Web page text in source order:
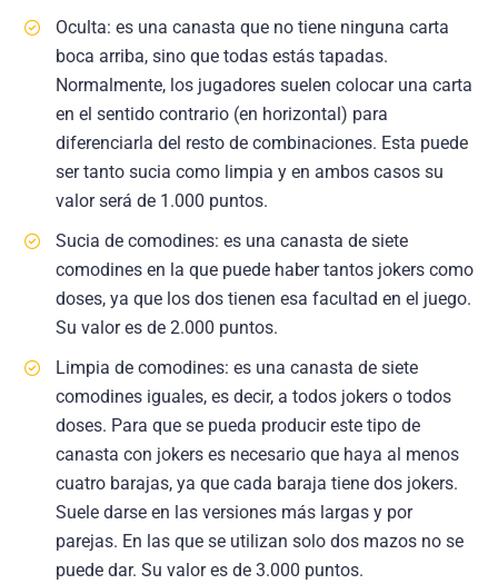
Oculta: es una canasta que no tiene ninguna carta
boca arriba, sino que todas estás tapadas.
Normalmente, los jugadores suelen colocar una carta
en el sentido contrario (en horizontal) para
diferenciarla del resto de combinaciones. Esta puede
ser tanto sucia como limpia y en ambos casos su
valor será de 1.000 puntos.
Sucia de comodines: es una canasta de siete
comodines en la que puede haber tantos jokers como
doses, ya que los dos tienen esa facultad en el juego.
Su valor es de 2.000 puntos.
Limpia de comodines: es una canasta de siete
comodines iguales, es decir, a todos jokers o todos
doses. Para que se pueda producir este tipo de
canasta con jokers es necesario que haya al menos
cuatro barajas, ya que cada baraja tiene dos jokers.
Suele darse en las versiones más largas y por
parejas. En las que se utilizan solo dos mazos no se
puede dar. Su valor es de 3.000 puntos.